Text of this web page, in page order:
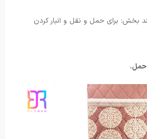
بخش: برای حمل و نقل و انبار کردن
حمل.